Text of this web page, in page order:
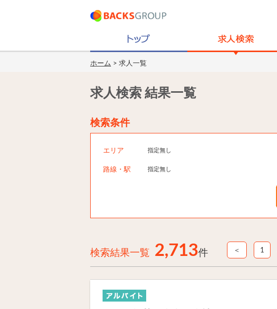
ホーム > 求人一覧
求人検索 結果一覧
検索条件
エリア 指定無し
路線・駅 指定無し
検索結果一覧 2,713件 ＜ 1